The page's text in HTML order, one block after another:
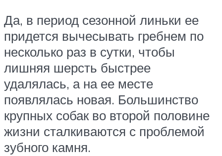
Да, в период сезонной линьки ее
придется вычесывать гребнем по
несколько раз в сутки, чтобы
лишняя шерсть быстрее
удалялась, а на ее месте
появлялась новая. Большинство
крупных собак во второй половине
жизни сталкиваются с проблемой
зубного камня.